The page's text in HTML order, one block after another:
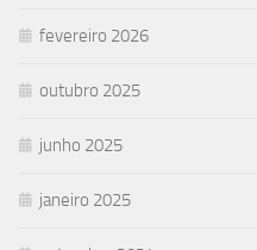
fevereiro 2026
outubro 2025
junho 2025
janeiro 2025